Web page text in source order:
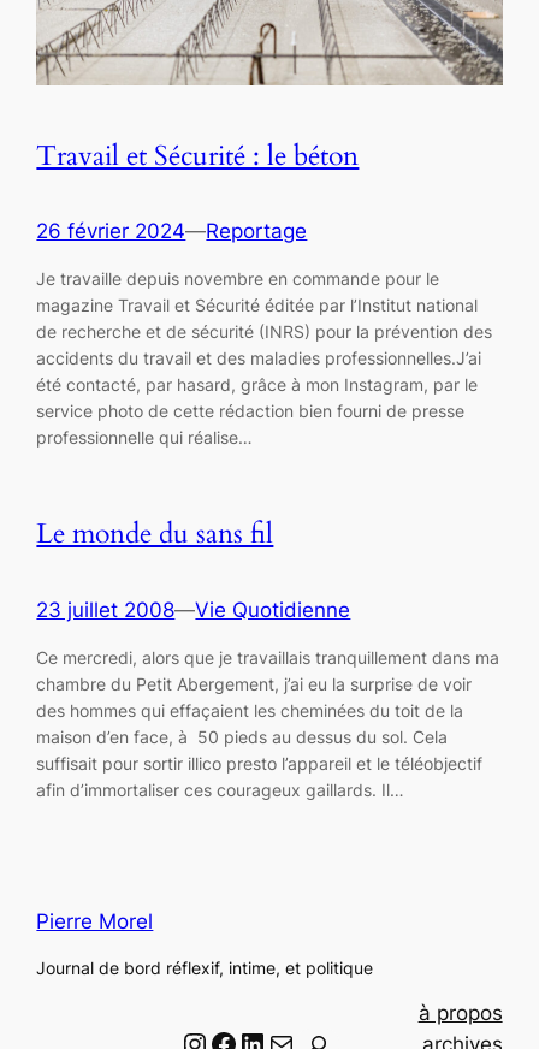
Travail et Sécurité : le béton
26 février 2024—Reportage
Je travaille depuis novembre en commande pour le
magazine Travail et Sécurité éditée par l’Institut national
de recherche et de sécurité (INRS) pour la prévention des
accidents du travail et des maladies professionnelles.J’ai
été contacté, par hasard, grâce à mon Instagram, par le
service photo de cette rédaction bien fourni de presse
professionnelle qui réalise…
Le monde du sans fil
23 juillet 2008—Vie Quotidienne
Ce mercredi, alors que je travaillais tranquillement dans ma
chambre du Petit Abergement, j’ai eu la surprise de voir
des hommes qui effaçaient les cheminées du toit de la
maison d’en face, à 50 pieds au dessus du sol. Cela
suffisait pour sortir illico presto l’appareil et le téléobjectif
afin d’immortaliser ces courageux gaillards. Il…
Pierre Morel
Journal de bord réflexif, intime, et politique
à propos